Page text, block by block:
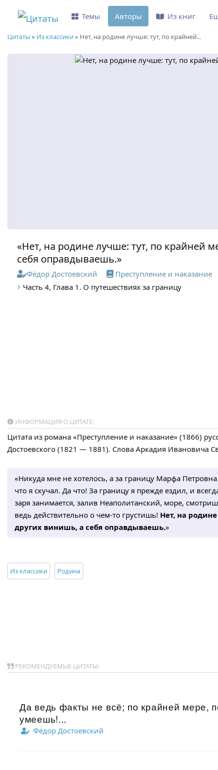
Цитаты » Из классики» Нет, на родине лучше: тут, по крайней...
«Нет, на родине лучше: тут, по крайней
себя оправдываешь.»
Фёдор Достоевский
Преступление и наказание
Часть 4, Глава 1. О путешествиях за границу
ИНФОРМАЦИЯ О ЦИТАТЕ:
Цитата из романа «Преступление и наказание» (1866)
Достоевского (1821 — 1881). Слова Аркадия Ивановича
«Никуда мне не хотелось, а за границу Марфа
что я скучал. Да что! За границу я прежде ездил, и
заря занимается, залив Неаполитанский, море,
ведь действительно о чем-то грустишь! Нет, на
других винишь, а себя оправдываешь.»
Из классики Родина
РЕКОМЕНДУЕМЫЕ ЦИТАТЫ:
Да ведь факты не всё; по крайней мере,
умеешь!...
Фёдор Достоевский
Темы Авторы Из книг